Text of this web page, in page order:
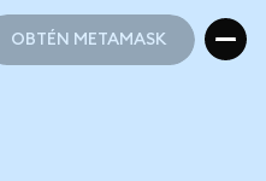
OBTÉN METAMASK